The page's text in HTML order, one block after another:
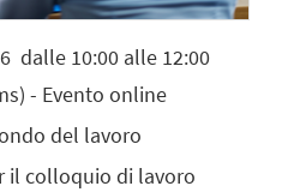
dalle 10:00 alle 12:00
- Evento online
del lavoro
il colloquio di lavoro